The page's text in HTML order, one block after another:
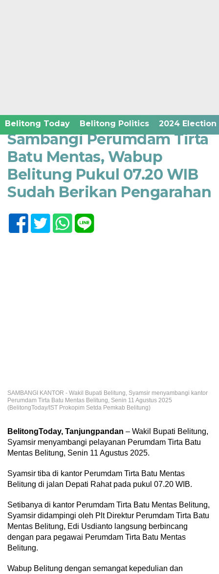
Belitong Today Belitong Politics 2024 Election
Senin, 11 Agustus 2025 - 18:42 WIB
‎Sambangi Perumdam Tirta
Batu Mentas, Wabup
Belitung Pukul 07.20 WIB
Sudah Berikan Pengarahan
SAMBANGI KANTOR - Wakil Bupati Belitung, Syamsir menyambangi kantor
Perumdam Tirta Batu Mentas Belitung, Senin 11 Agustus 2025
(BelitongToday/IST Prokopim Setda Pemkab Belitung)
BelitongToday, Tanjungpandan – Wakil Bupati Belitung,
Syamsir menyambangi pelayanan Perumdam Tirta Batu
Mentas Belitung, Senin 11 Agustus 2025.
Syamsir tiba di kantor Perumdam Tirta Batu Mentas
Belitung di jalan Depati Rahat pada pukul 07.20 WIB.
Setibanya di kantor Perumdam Tirta Batu Mentas Belitung,
Syamsir didampingi oleh Plt Direktur Perumdam Tirta Batu
Mentas Belitung, Edi Usdianto langsung berbincang
dengan para pegawai Perumdam Tirta Batu Mentas
Belitung.
Wabup Belitung dengan semangat kepedulian dan